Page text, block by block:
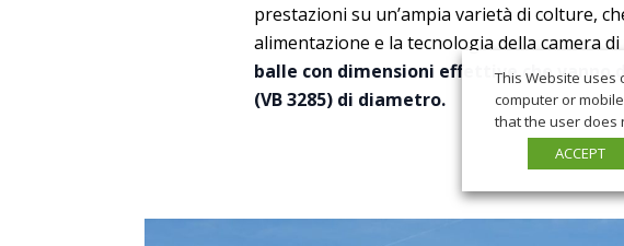
prestazioni su un’ampia varietà di colture,
alimentazione e la tecnologia della camera
balle con dimensioni effettive che vanno
(VB 3285) di diametro.
This Website uses
computer or
that the user does
ACCEPT